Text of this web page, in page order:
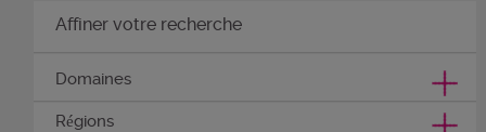
Affiner votre recherche
Domaines
Régions